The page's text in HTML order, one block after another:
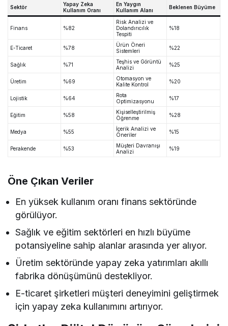
Sektör
Yapay Zeka
Kullanım Oranı
En Yaygın
Kullanım Alanı
Beklenen Büyüme
Finans %82
Risk Analizi ve
Dolandırıcılık
Tespiti
%18
E-Ticaret %78
Ürün Öneri
Sistemleri
%22
Sağlık %71
Teşhis ve Görüntü
Analizi
%25
Üretim %69
Otomasyon ve
Kalite Kontrol
%20
Lojistik %64
Rota
Optimizasyonu
%17
Eğitim %58
Kişiselleştirilmiş
Öğrenme
%28
Medya %55
İçerik Analizi ve
Öneriler
%15
Perakende %53
Müşteri Davranışı
Analizi
%19
Öne Çıkan Veriler
En yüksek kullanım oranı finans sektöründe
görülüyor.
Sağlık ve eğitim sektörleri en hızlı büyüme
potansiyeline sahip alanlar arasında yer alıyor.
Üretim sektöründe yapay zeka yatırımları akıllı
fabrika dönüşümünü destekliyor.
E-ticaret şirketleri müşteri deneyimini geliştirmek
için yapay zeka kullanımını artırıyor.